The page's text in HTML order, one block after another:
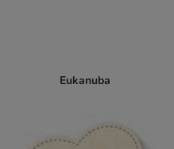
Eukanuba